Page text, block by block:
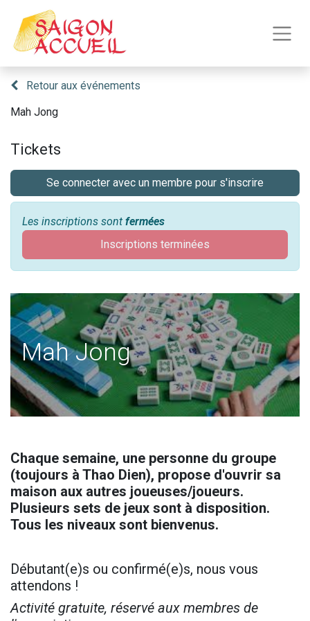
Retour aux événements
Mah Jong
Tickets
Se connecter avec un membre pour s'inscrire
Les inscriptions sont fermées
Inscriptions terminées
Mah Jong
Chaque semaine, une personne du groupe
(toujours à Thao Dien), propose d'ouvrir sa
maison aux autres joueuses/joueurs.
Plusieurs sets de jeux sont à disposition.
Tous les niveaux sont bienvenus.
Débutant(e)s ou confirmé(e)s, nous vous
attendons !
Activité gratuite, réservé aux membres de